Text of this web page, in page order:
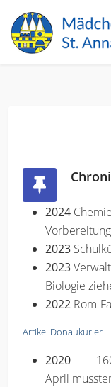
2024
2023
2023
Biologie
2022 Rom-
Artikel Donaukurier
2020
April